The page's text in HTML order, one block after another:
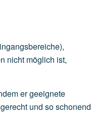
nicht möglich ist,
er geeignete
und so schonend